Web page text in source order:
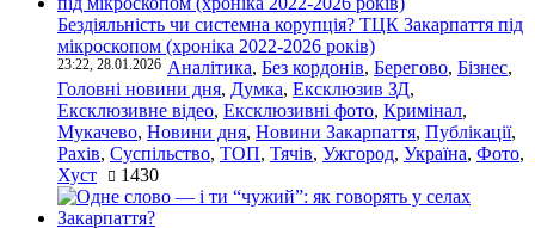
Бездіяльність чи системна корупція? ТЦК Закарпаття під
мікроскопом (хроніка 2022-2026 років)
23:22, 28.01.2026 Аналітика, Без кордонів, Берегово, Бізнес,
Головні новини дня, Думка, Ексклюзив ЗД,
Ексклюзивне відео, Ексклюзивні фото, Кримінал,
Мукачево, Новини дня, Новини Закарпаття, Публікації,
Рахів, Суспільство, ТОП, Тячів, Ужгород, Україна, Фото,
Хуст
1430